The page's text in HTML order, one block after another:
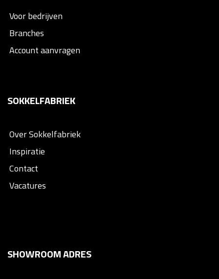
Voor bedrijven
Branches
Account aanvragen
SOKKELFABRIEK
Over Sokkelfabriek
Inspiratie
Contact
Vacatures
SHOWROOM ADRES